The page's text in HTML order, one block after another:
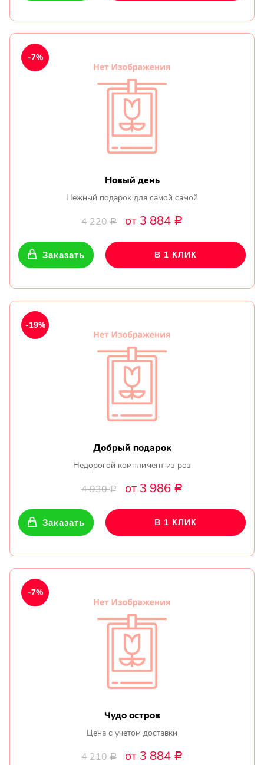
Новый день
Нежный подарок для самой самой
4 220Р от 3 884 Р
-7%
Заказать В 1 КЛИК
Добрый подарок
Недорогой комплимент из роз
4 930Р от 3 986 Р
-19%
Заказать В 1 КЛИК
Чудо остров
Цена с учетом доставки
4 210Р от 3 884 Р
-7%